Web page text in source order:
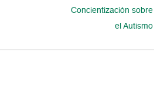
Concientización sobre
el Autismo